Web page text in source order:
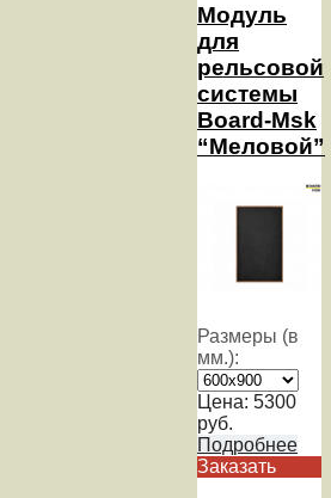
Модуль
для
рельсовой
системы
Board-Msk
“Меловой”
Размеры (в
мм.):
Цена: 5300
руб.
Подробнее
Заказать